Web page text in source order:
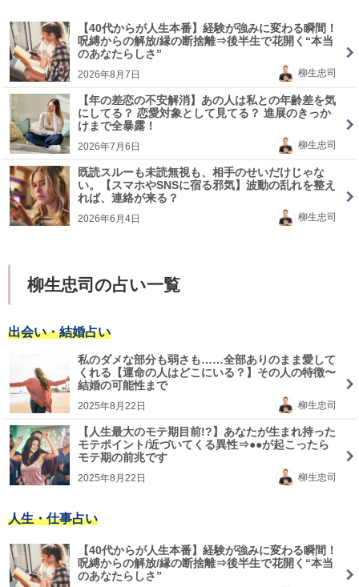
【40代からが人生本番】経験が強みに変わる瞬間！
呪縛からの解放/縁の断捨離⇒後半生で花開く“本当
のあなたらしさ”
柳生忠司
2026年8月7日
【年の差恋の不安解消】あの人は私との年齢差を気
にしてる？ 恋愛対象として見てる？ 進展のきっか
けまで全暴露！
柳生忠司
2026年7月6日
既読スルーも未読無視も、相手のせいだけじゃな
い。【スマホやSNSに宿る邪気】波動の乱れを整え
れば、連絡が来る？
柳生忠司
2026年6月4日
柳生忠司の占い一覧
出会い・結婚占い
私のダメな部分も弱さも……全部ありのまま愛して
くれる【運命の人はどこにいる？】その人の特徴〜
結婚の可能性まで
柳生忠司
2025年8月22日
【人生最大のモテ期目前!?】あなたが生まれ持った
モテポイント/近づいてくる異性⇒●●が起こったら
モテ期の前兆です
柳生忠司
2025年8月22日
人生・仕事占い
【40代からが人生本番】経験が強みに変わる瞬間！
呪縛からの解放/縁の断捨離⇒後半生で花開く“本当
のあなたらしさ”